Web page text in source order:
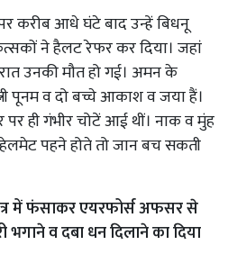
करीब आधे घंटे बाद उन्हें बिधनू
ने हैलट रेफर कर दिया। जहां
उनकी मौत हो गई। अमन के
पूनम व दो बच्चे आकाश व जया हैं।
पर ही गंभीर चोटें आई थीं। नाक व मुंह
पहने होते तो जान बच सकती
में फंसाकर एयरफोर्स अफसर से
व दबा धन दिलाने का दिया